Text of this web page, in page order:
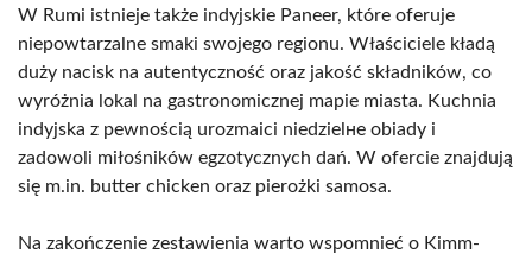
W Rumi istnieje także indyjskie Paneer, które oferuje
niepowtarzalne smaki swojego regionu. Właściciele kładą
duży nacisk na autentyczność oraz jakość składników, co
wyróżnia lokal na gastronomicznej mapie miasta. Kuchnia
indyjska z pewnością urozmaici niedzielне obiady i
zadowoli miłośników egzotycznych dań. W ofercie znajdują
się m.in. butter chicken oraz pierożki samosa.
Na zakończenie zestawienia warto wspomnieć o Kimm-